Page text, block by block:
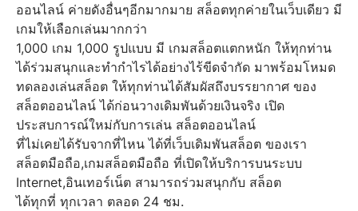
ออนไลน์ ค่ายดังอื่นๆอีกมากมาย สล็อตทุกค่ายในเว็บเดียว มี
เกมให้เลือกเล่นมากกว่า
1,000 เกม 1,000 รูปแบบ มี เกมสล็อตแตกหนัก ให้ทุกท่าน
ได้ร่วมสนุกและทำกำไรได้อย่างไร้ขีดจำกัด มาพร้อมโหมด
ทดลองเล่นสล็อต ให้ทุกท่านได้สัมผัสถึงบรรยากาศ ของ
สล็อตออนไลน์ ได้ก่อนวางเดิมพันด้วยเงินจริง เปิด
ประสบการณ์ใหม่กับการเล่น สล็อตออนไลน์
ที่ไม่เคยได้รับจากที่ไหน ได้ที่เว็บเดิมพันสล็อต ของเรา
สล็อตมือถือ,เกมสล็อตมือถือ ที่เปิดให้บริการบนระบบ
Internet,อินเทอร์เน็ต สามารถร่วมสนุกกับ สล็อต
ได้ทุกที่ ทุกเวลา ตลอด 24 ชม.